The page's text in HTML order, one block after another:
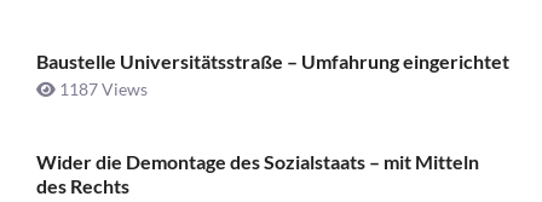
Baustelle Universitätsstraße ­– Umfahrung eingerichtet
1187 Views
Wider die Demontage des Sozialstaats – mit Mitteln
des Rechts